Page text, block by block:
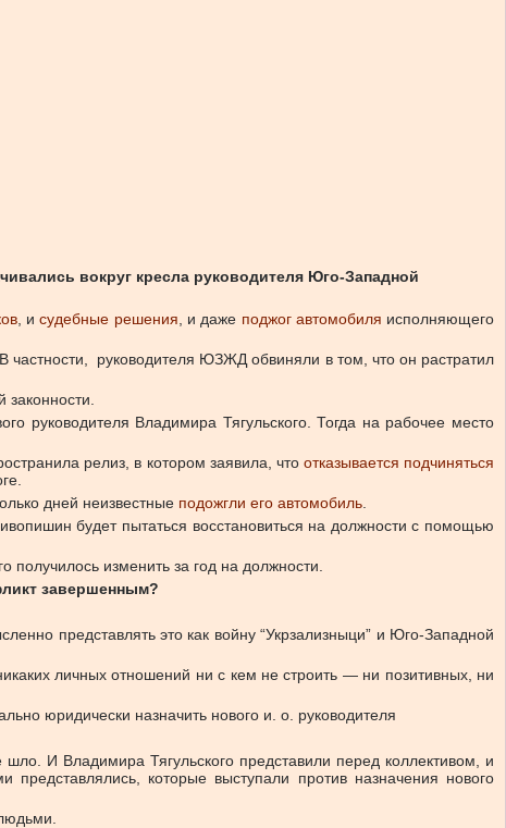
вокруг кресла руководителя Юго-Западной
, исудебные решения , и даже поджог автомобиля исполняющего
руководителя ЮЗЖД обвиняли в том, что он растратил
руководителя Владимира Тягульского. Тогда на рабочее место
релиз, в котором заявила, что отказывается подчиняться
дней неизвестные подожгли его автомобиль
будет пытаться восстановиться на должности с помощью
изменить за год на должности.
завершенным?
представлять это как войну “Укрзализныци” и Юго-Западной
личных отношений ни с кем не строить — ни позитивных, ни
юридически назначить нового и. о. руководителя
И Владимира Тягульского представили перед коллективом, и
которые выступали против назначения нового